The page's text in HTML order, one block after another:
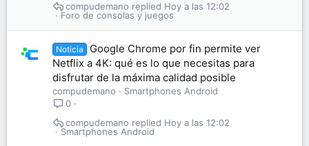
Foro de consolas y juegos
Hoy a las 12:02
compudemano
Noticia
Google Chrome por fin permite ver
Netflix a 4K: qué es lo que necesitas para
disfrutar de la máxima calidad posible
compudemano
Smartphones Android
0
Smartphones Android
Hoy a las 12:02
compudemano